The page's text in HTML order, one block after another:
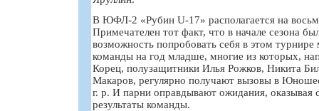
В ЮФЛ-2 «Рубин U-17» располагается на
Примечателен тот факт, что в начале сезона
возможность попробовать себя в этом
команды на год младше, многие из которых,
Корец, полузащитники Илья Рожков, Никита
Макаров, регулярно получают вызовы в
г. р. И парни оправдывают ожидания, оказывая
результаты команды.